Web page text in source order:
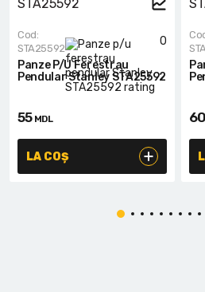
0
Cod:
STA25592
Panze P/u Ferestrau
Pendular Stanley STA25592
55 MDL
LA COȘ
60